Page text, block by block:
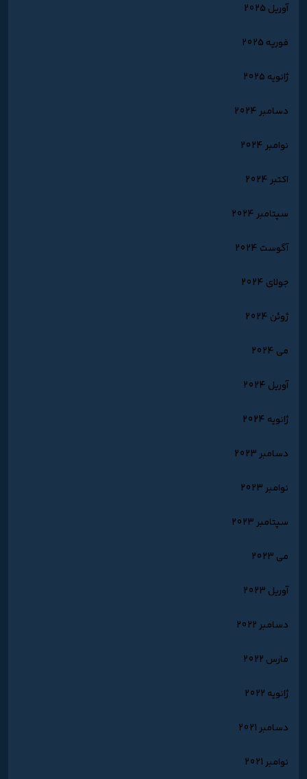
آوریل 2025
فوریه 2025
ژانویه 2025
دسامبر 2024
نوامبر 2024
اکتبر 2024
سپتامبر 2024
آگوست 2024
جولای 2024
ژوئن 2024
می 2024
آوریل 2024
ژانویه 2024
دسامبر 2023
نوامبر 2023
سپتامبر 2023
می 2023
آوریل 2023
دسامبر 2022
مارس 2022
ژانویه 2022
دسامبر 2021
نوامبر 2021